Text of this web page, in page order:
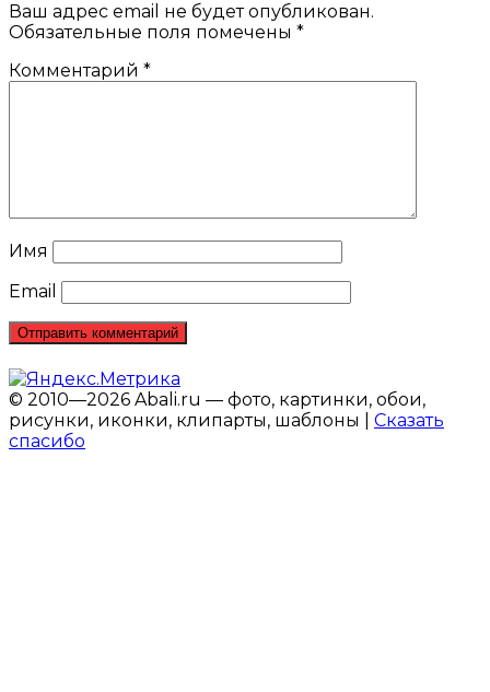
Ваш адрес email не будет опубликован.
Обязательные поля помечены *
Комментарий *
Имя
Email
© 2010—2026 Abali.ru — фото, картинки, обои,
рисунки, иконки, клипарты, шаблоны | Сказать
спасибо